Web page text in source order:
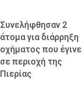
Συνελήφθησαν 2
άτομα για διάρρηξη
οχήματος που έγινε
σε περιοχή της
Πιερίας